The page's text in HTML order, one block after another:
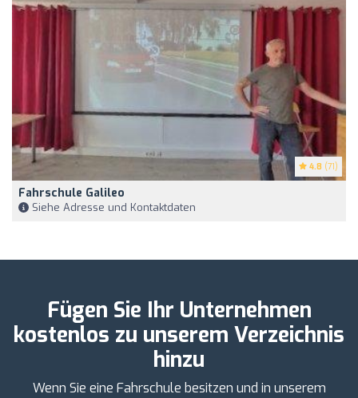
4.8 (71)
Fahrschule Galileo
Siehe Adresse und Kontaktdaten
Fügen Sie Ihr Unternehmen
kostenlos zu unserem Verzeichnis
hinzu
Wenn Sie eine Fahrschule besitzen und in unserem